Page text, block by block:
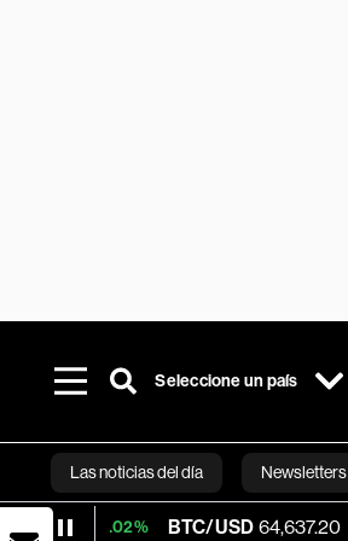
Seleccione un país
Las noticias del día Newsletters
BTC/USD 64,637.20 -0.23%